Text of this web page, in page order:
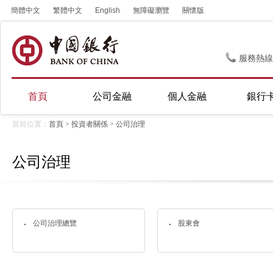
簡體中文 繁體中文 English 無障礙瀏覽 關懷版
服務熱
首頁 公司金融 個人金融 銀行
當前位置： 首頁 > 投資者關係 > 公司治理
公司治理
公司治理總覽 股東會